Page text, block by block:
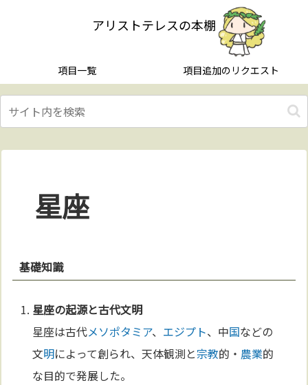
アリストテレスの本棚
項目一覧 項目追加のリクエスト
星座
基礎知識
星座の起源と古代文明
星座は古代メソポタミア、 エジプト、中国などの
文明によって創られ、天体観測と宗教的・ 農業的
な目的で発展した。